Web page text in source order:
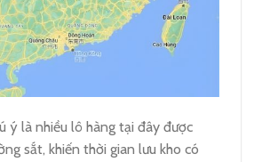
ý là nhiều lô hàng tại đây được
sắt, khiến thời gian lưu kho có